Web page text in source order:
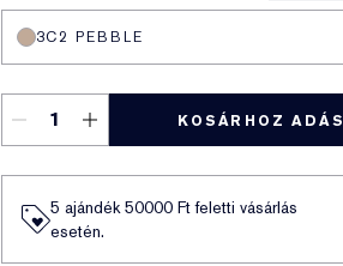
3C2 PEBBLE
KOSÁRHOZ ADÁS
5 ajándék 50000​ Ft feletti vásárlás
esetén.